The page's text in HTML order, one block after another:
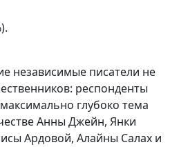
независимые писатели не
респонденты
глубоко тема
Анны Джейн, Янки
Ардовой, Алайны Салах и